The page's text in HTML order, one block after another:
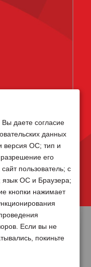
данных необходимо
даете согласие
данных
версия ОС; тип и
его
пользователь; с
язык ОС и Браузера;
кнопки нажимает
Если вы не
покиньте